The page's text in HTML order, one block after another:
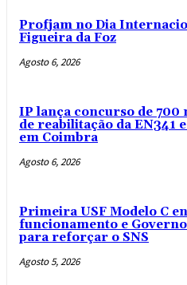
Profjam no Dia
Figueira da Foz
Agosto 6, 2026
IP lança concurso de
de reabilitação da EN341
em Coimbra
Agosto 6, 2026
Primeira USF Modelo C
funcionamento e
para reforçar o SNS
Agosto 5, 2026